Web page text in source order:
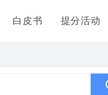
白皮书 提分活动